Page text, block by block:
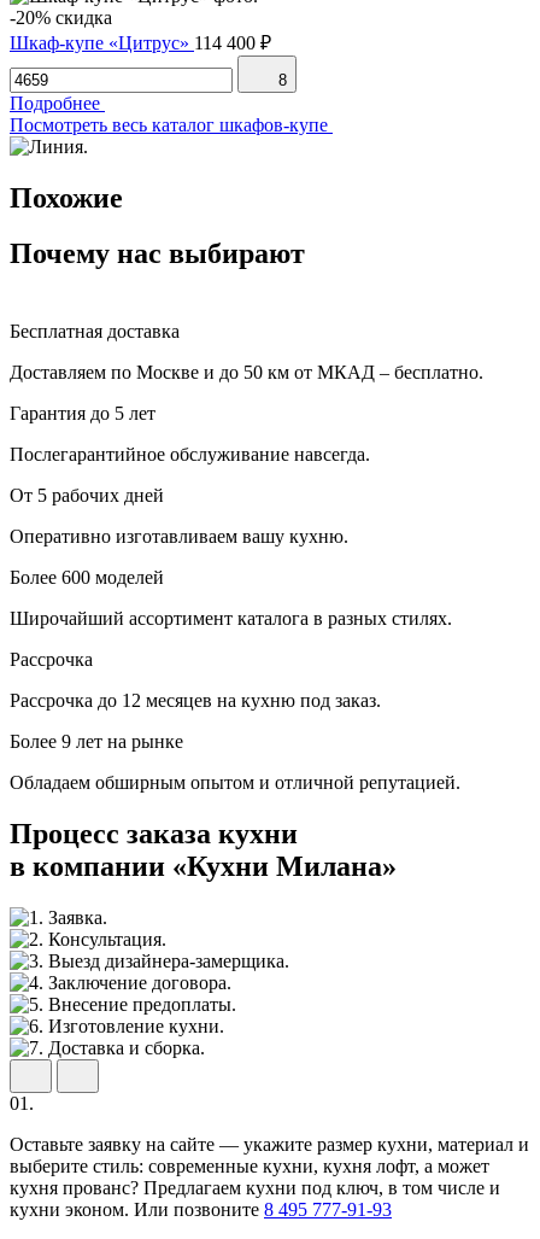
-20% скидка
Шкаф-купе «Цитрус» 114 400 ₽
8
Подробнее
Посмотреть весь каталог шкафов-купе
Похожие
Почему нас выбирают
Бесплатная доставка
Доставляем по Москве и до 50 км от МКАД – бесплатно.
Гарантия до 5 лет
Послегарантийное обслуживание навсегда.
От 5 рабочих дней
Оперативно изготавливаем вашу кухню.
Более 600 моделей
Широчайший ассортимент каталога в разных стилях.
Рассрочка
Рассрочка до 12 месяцев на кухню под заказ.
Более 9 лет на рынке
Обладаем обширным опытом и отличной репутацией.
Процесс заказа кухни
в компании «Кухни Милана»
01.
Оставьте заявку на сайте — укажите размер кухни, материал и
выберите стиль: современные кухни, кухня лофт, а может
кухня прованс? Предлагаем кухни под ключ, в том числе и
кухни эконом. Или позвоните 8 495 777-91-93